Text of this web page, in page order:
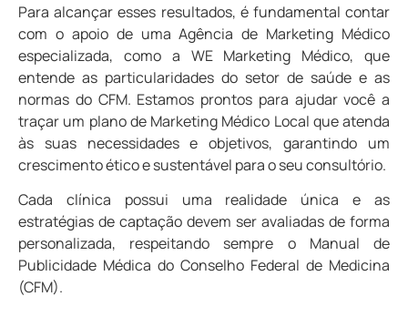
Para alcançar esses resultados, é fundamental contar
com o apoio de uma Agência de Marketing Médico
especializada, como a WE Marketing Médico, que
entende as particularidades do setor de saúde e as
normas do CFM. Estamos prontos para ajudar você a
traçar um plano de Marketing Médico Local que atenda
às suas necessidades e objetivos, garantindo um
crescimento ético e sustentável para o seu consultório.
Cada clínica possui uma realidade única e as
estratégias de captação devem ser avaliadas de forma
personalizada, respeitando sempre o Manual de
Publicidade Médica do Conselho Federal de Medicina
(CFM).